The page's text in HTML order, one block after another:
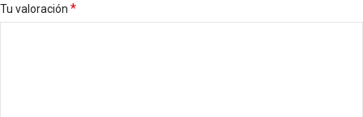
Tu valoración *